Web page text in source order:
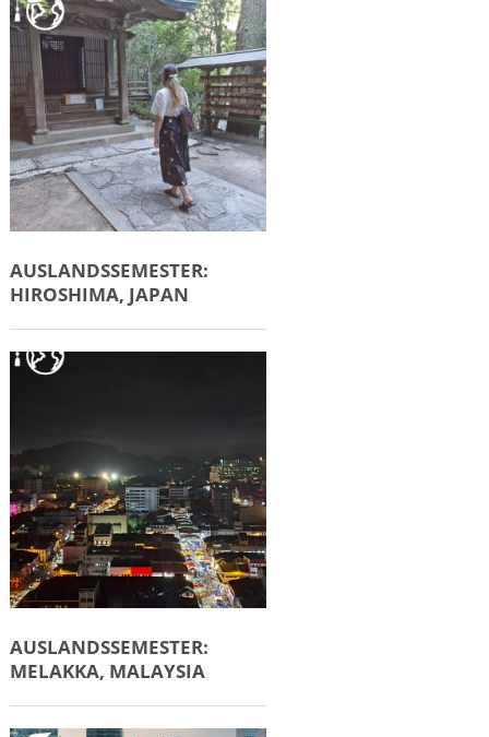
AUSLANDSSEMESTER:
HIROSHIMA, JAPAN
AUSLANDSSEMESTER:
MELAKKA, MALAYSIA